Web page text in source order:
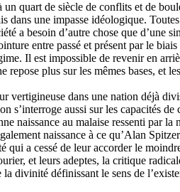
quart de siècle de conflits et de
dans une impasse idéologique.
a besoin d’autre chose que
entre passé et présent par le
Il est impossible de revenir en
plus sur les mêmes bases, et
dans une nation déjà
aussi sur les capacités
naissance au malaise ressenti
naissance à ce qu’Alan
qui a cessé de leur accorder le
et leurs adeptes, la critique
divinité définissant le sens de